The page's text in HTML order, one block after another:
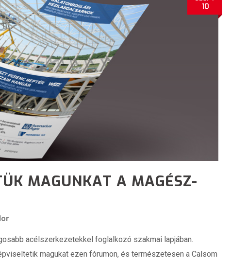
10
MAGUNKAT A MAGÉSZ-
acélszerkezetekkel foglalkozó szakmai lapjában.
magukat ezen fórumon, és természetesen a Calsom